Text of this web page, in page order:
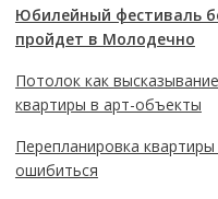
Юбилейный фестиваль
пройдет в Молодечно
Потолок как
квартиры в арт-объекты
Перепланировка
ошибиться